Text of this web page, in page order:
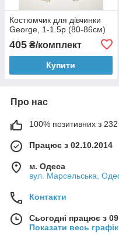
Костюмчик для дівчинки
George, 1-1.5р (80-86см)
405 ₴/комплект
Купити
Про нас
100% позитивних з 232
Працює з 02.10.2014
м. Одеса
вул. Марсельська,
Контакти
Сьогодні працює з
Показати весь